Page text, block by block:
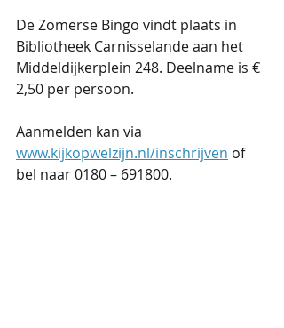
De Zomerse Bingo vindt plaats in
Bibliotheek Carnisselande aan het
Middeldijkerplein 248. Deelname is €
2,50 per persoon.
Aanmelden kan via
www.kijkopwelzijn.nl/inschrijven of
bel naar 0180 – 691800.